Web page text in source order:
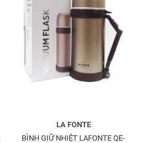
LA FONTE
BÌNH GIỮ NHIỆT LAFONTE QE-